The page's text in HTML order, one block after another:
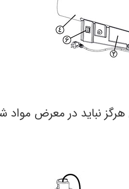
نباید در معرض مواد